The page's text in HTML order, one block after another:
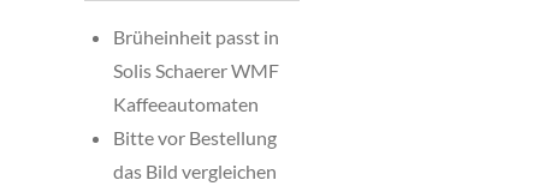
Brüheinheit passt in
Solis Schaerer WMF
Kaffeeautomaten
Bitte vor Bestellung
das Bild vergleichen